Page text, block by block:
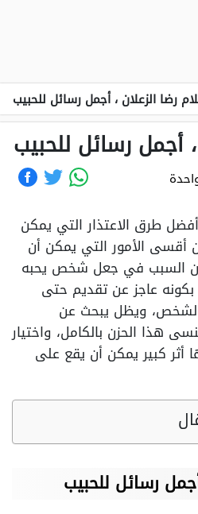
رضا الزعلان ، أجمل رسائل للحبيب
أجمل رسائل للحبيب
طرق الاعتذار التي يمكن
أقسى الأمور التي يمكن أن
السبب في جعل شخص يحبه
بكونه عاجز عن تقديم حتى
ويظل يبحث عن
هذا الحزن بالكامل، واختيار
أثر كبير يمكن أن يقع على
رسائل للحبيب